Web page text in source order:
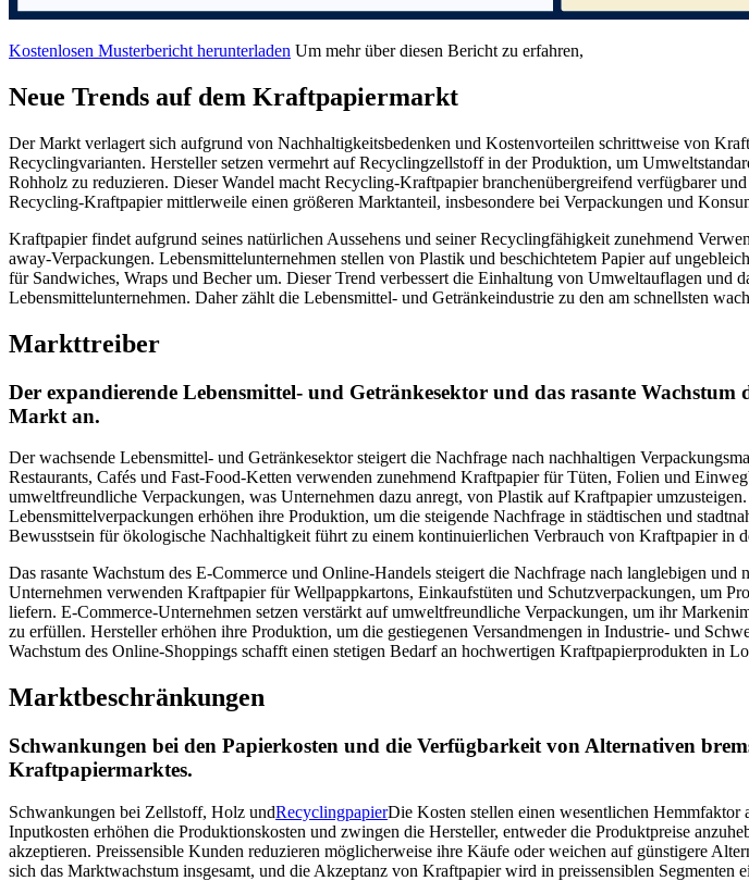
Kostenlosen Musterbericht herunterladen Um mehr über diesen Bericht zu erfahren,
Neue Trends auf dem Kraftpapiermarkt
Der Markt verlagert sich aufgrund von Nachhaltigkeitsbedenken und Kostenvorteilen schrittweise von
Recyclingvarianten. Hersteller setzen vermehrt auf Recyclingzellstoff in der Produktion, um
Rohholz zu reduzieren. Dieser Wandel macht Recycling-Kraftpapier branchenübergreifend verfügbarer
Recycling-Kraftpapier mittlerweile einen größeren Marktanteil, insbesondere bei Verpackungen und
Kraftpapier findet aufgrund seines natürlichen Aussehens und seiner Recyclingfähigkeit zunehmend
away-Verpackungen. Lebensmittelunternehmen stellen von Plastik und beschichtetem Papier auf
für Sandwiches, Wraps und Becher um. Dieser Trend verbessert die Einhaltung von Umweltauflagen und
Lebensmittelunternehmen. Daher zählt die Lebensmittel- und Getränkeindustrie zu den am schnellsten
Markttreiber
Der expandierende Lebensmittel- und Getränkesektor und das rasante Wachstum
Markt an.
Der wachsende Lebensmittel- und Getränkesektor steigert die Nachfrage nach nachhaltigen
Restaurants, Cafés und Fast-Food-Ketten verwenden zunehmend Kraftpapier für Tüten, Folien und
umweltfreundliche Verpackungen, was Unternehmen dazu anregt, von Plastik auf Kraftpapier
Lebensmittelverpackungen erhöhen ihre Produktion, um die steigende Nachfrage in städtischen und
Bewusstsein für ökologische Nachhaltigkeit führt zu einem kontinuierlichen Verbrauch von Kraftpapier in
Das rasante Wachstum des E-Commerce und Online-Handels steigert die Nachfrage nach langlebigen und
Unternehmen verwenden Kraftpapier für Wellpappkartons, Einkaufstüten und Schutzverpackungen, um
liefern. E-Commerce-Unternehmen setzen verstärkt auf umweltfreundliche Verpackungen, um ihr
zu erfüllen. Hersteller erhöhen ihre Produktion, um die gestiegenen Versandmengen in Industrie- und
Wachstum des Online-Shoppings schafft einen stetigen Bedarf an hochwertigen Kraftpapierprodukten in
Marktbeschränkungen
Schwankungen bei den Papierkosten und die Verfügbarkeit von Alternativen
Kraftpapiermarktes.
Schwankungen bei Zellstoff, Holz undRecyclingpapierDie Kosten stellen einen wesentlichen Hemmfaktor
Inputkosten erhöhen die Produktionskosten und zwingen die Hersteller, entweder die Produktpreise
akzeptieren. Preissensible Kunden reduzieren möglicherweise ihre Käufe oder weichen auf günstigere
sich das Marktwachstum insgesamt, und die Akzeptanz von Kraftpapier wird in preissensiblen Segmenten